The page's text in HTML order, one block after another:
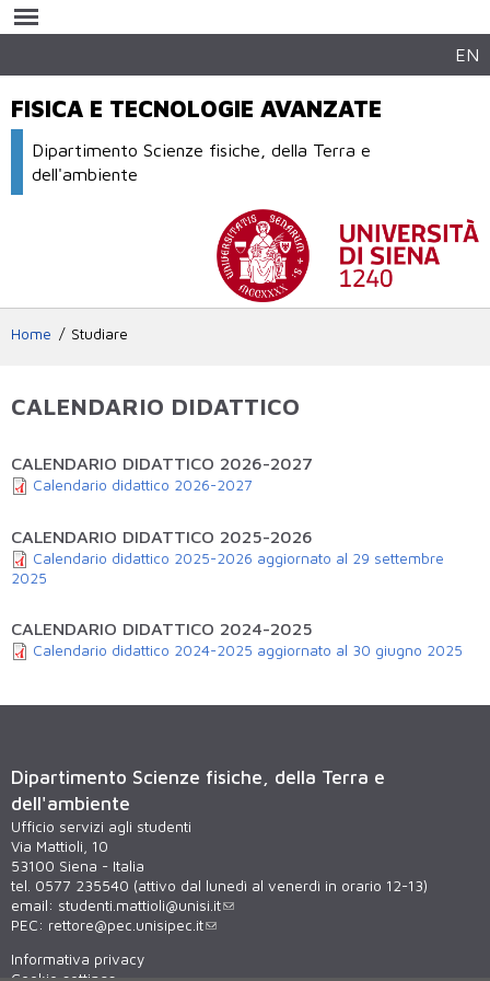
contenuto
EN
FISICA E TECNOLOGIE AVANZATE
Dipartimento Scienze fisiche, della Terra e
dell'ambiente
Home Studiare
CALENDARIO DIDATTICO
CALENDARIO DIDATTICO 2026-2027
Calendario didattico 2026-2027
CALENDARIO DIDATTICO 2025-2026
Calendario didattico 2025-2026 aggiornato al 29 settembre
2025
CALENDARIO DIDATTICO 2024-2025
Calendario didattico 2024-2025 aggiornato al 30 giugno 2025
Dipartimento Scienze fisiche, della Terra e
dell'ambiente
Ufficio servizi agli studenti
Via Mattioli, 10
53100 Siena - Italia
tel. 0577 235540 (attivo dal lunedì al venerdì in orario 12-13)
email: studenti.mattioli@unisi.it
PEC: rettore@pec.unisipec.it
Informativa privacy